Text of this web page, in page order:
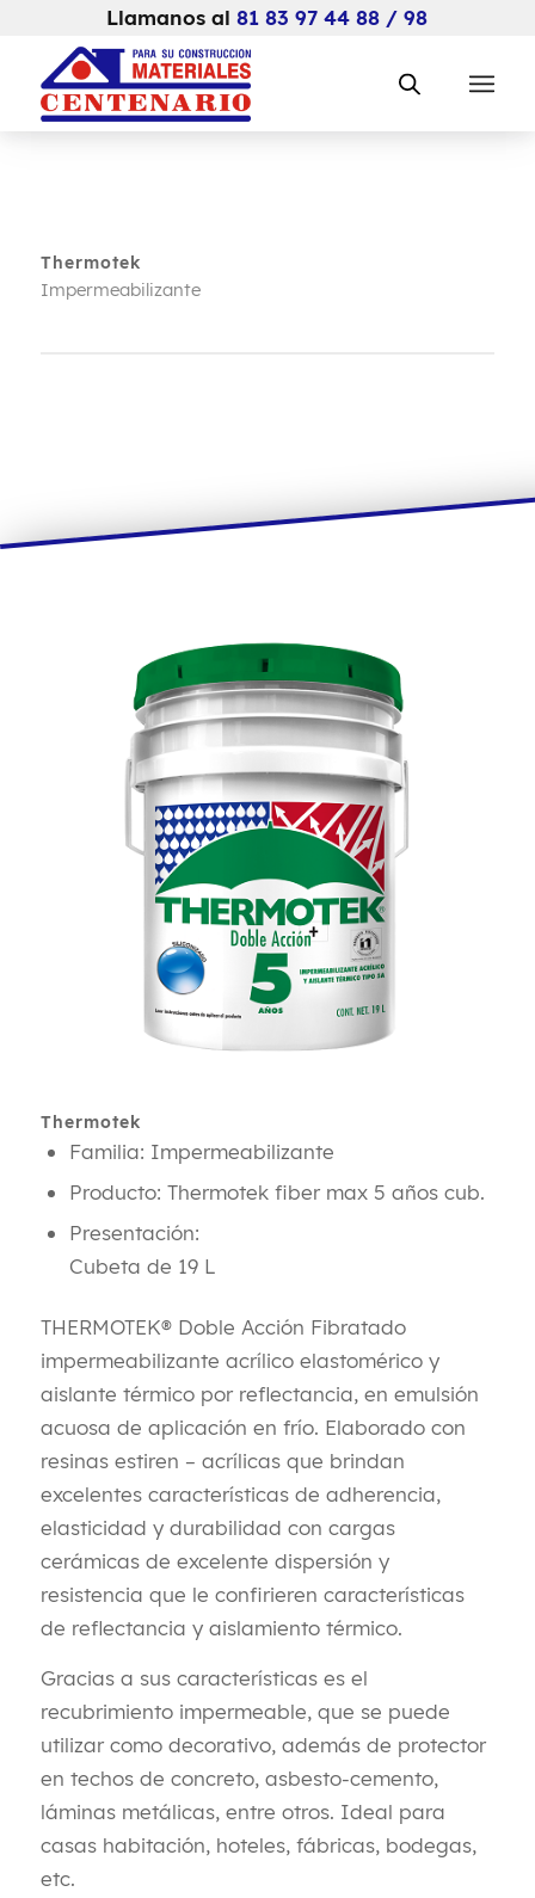
Llamanos al81 83 97 44 88 / 98
Thermotek
Impermeabilizante
Thermotek
Familia: Impermeabilizante
Producto: Thermotek fiber max 5 años cub.
Presentación:
Cubeta de 19 L
THERMOTEK® Doble Acción Fibratado
impermeabilizante acrílico elastomérico y
aislante térmico por reflectancia, en emulsión
acuosa de aplicación en frío. Elaborado con
resinas estiren – acrílicas que brindan
excelentes características de adherencia,
elasticidad y durabilidad con cargas
cerámicas de excelente dispersión y
resistencia que le confirieren características
de reflectancia y aislamiento térmico.
Gracias a sus características es el
recubrimiento impermeable, que se puede
utilizar como decorativo, además de protector
en techos de concreto, asbesto-cemento,
láminas metálicas, entre otros. Ideal para
casas habitación, hoteles, fábricas, bodegas,
etc.